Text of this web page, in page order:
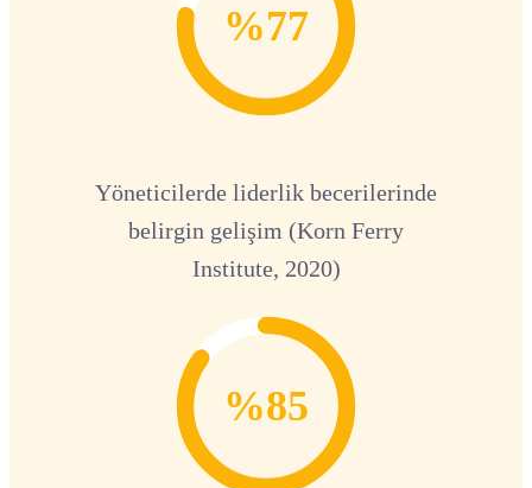
%77
Yöneticilerde liderlik becerilerinde
belirgin gelişim (Korn Ferry
Institute, 2020)
%85